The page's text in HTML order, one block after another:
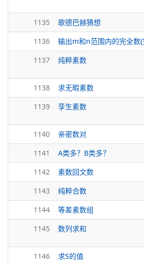
1135
歌德巴赫猜想
1136
输出m和n范围内的完全数
1137
纯粹素数
1138
求无暇素数
1139
孪生素数
1140
亲密数对
1141
A类多？B类多？
1142
素数回文数
1143
纯粹合数
1144
等差素数组
1145
数列求和
1146 求S的值